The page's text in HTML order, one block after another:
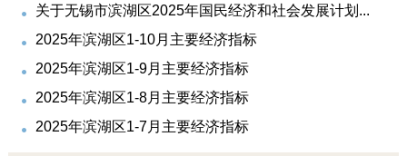
关于无锡市滨湖区2025年国民经济和社会发展计划...
2025年滨湖区1-10月主要经济指标
2025年滨湖区1-9月主要经济指标
2025年滨湖区1-8月主要经济指标
2025年滨湖区1-7月主要经济指标